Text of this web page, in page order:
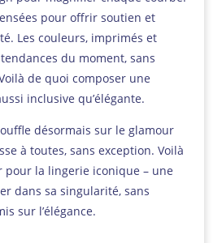
pour offrir soutien et
Les couleurs, imprimés et
du moment, sans
de quoi composer une
inclusive qu’élégante.
désormais sur le glamour
à toutes, sans exception. Voilà
pour la lingerie iconique – une
dans sa singularité, sans
sur l’élégance.